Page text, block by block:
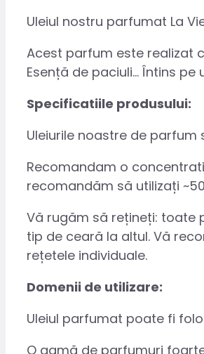
Uleiul nostru parfumat La
Acest parfum este realizat
Esență de paciuli… Întins
Specificatiile produsului:
Uleiurile noastre de parfum
Recomandam o
recomandăm să utilizați
Vă rugăm să rețineți: toate
tip de ceară la altul. Vă
rețetele individuale.
Domenii de utilizare:
Uleiul parfumat poate fi
O gamă de parfumuri